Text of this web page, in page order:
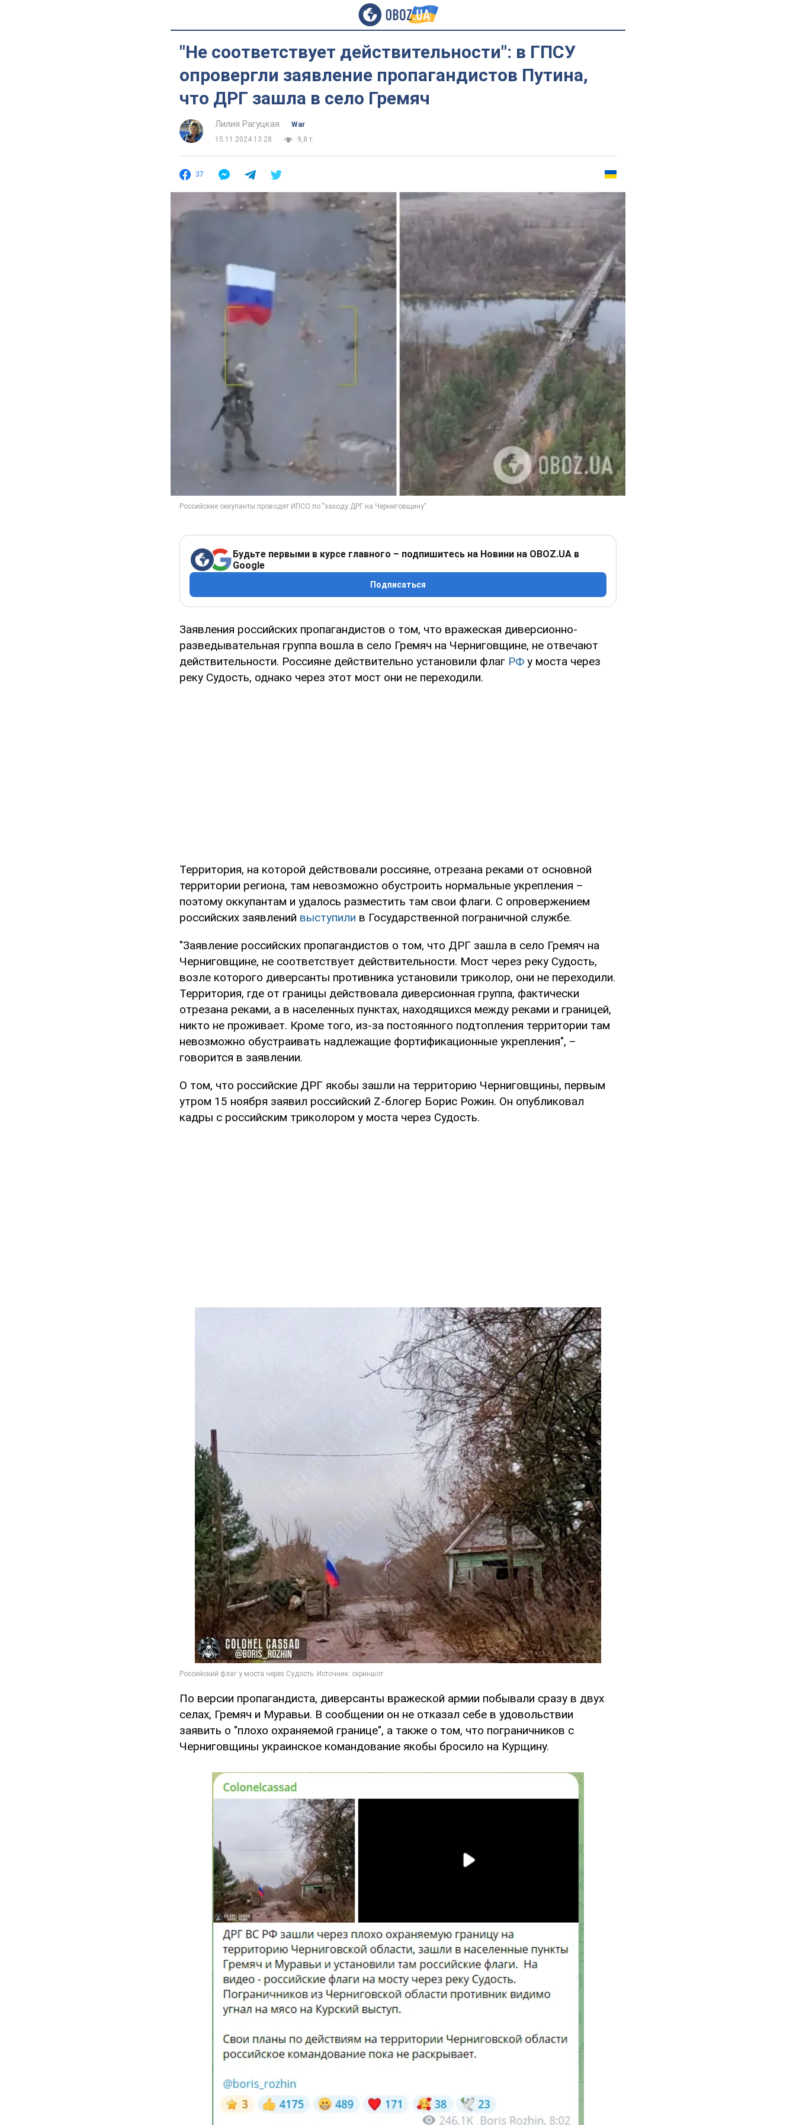
"Не соответствует действительности": в ГПСУ
опровергли заявление пропагандистов Путина,
что ДРГ зашла в село Гремяч
Лилия Рагуцкая
War
15.11.2024 13:28
9,8 т.
37
Будьте первыми в курсе главного – подпишитесь на Новини на OBOZ.UA в
Google
Подписаться
Заявления российских пропагандистов о том, что вражеская диверсионно-
разведывательная группа вошла в село Гремяч на Черниговщине, не отвечают
действительности. Россияне действительно установили флаг РФ у моста через
реку Судость, однако через этот мост они не переходили.
Территория, на которой действовали россияне, отрезана реками от основной
территории региона, там невозможно обустроить нормальные укрепления –
поэтому оккупантам и удалось разместить там свои флаги. С опровержением
российских заявлений выступили в Государственной пограничной службе.
"Заявление российских пропагандистов о том, что ДРГ зашла в село Гремяч на
Черниговщине, не соответствует действительности. Мост через реку Судость,
возле которого диверсанты противника установили триколор, они не переходили.
Территория, где от границы действовала диверсионная группа, фактически
отрезана реками, а в населенных пунктах, находящихся между реками и границей,
никто не проживает. Кроме того, из-за постоянного подтопления территории там
невозможно обустраивать надлежащие фортификационные укрепления", –
говорится в заявлении.
О том, что российские ДРГ якобы зашли на территорию Черниговщины, первым
утром 15 ноября заявил российский Z-блогер Борис Рожин. Он опубликовал
кадры с российским триколором у моста через Судость.
По версии пропагандиста, диверсанты вражеской армии побывали сразу в двух
селах, Гремяч и Муравьи. В сообщении он не отказал себе в удовольствии
заявить о "плохо охраняемой границе", а также о том, что пограничников с
Черниговщины украинское командование якобы бросило на Курщину.